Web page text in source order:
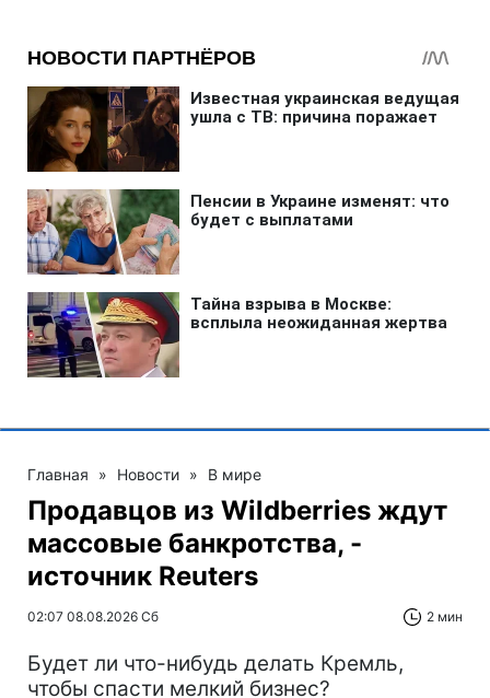
Главная » Новости » В мире
Продавцов из Wildberries ждут
массовые банкротства, -
источник Reuters
02:07 08.08.2026 Сб 2 мин
Будет ли что-нибудь делать Кремль,
чтобы спасти мелкий бизнес?